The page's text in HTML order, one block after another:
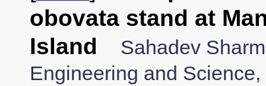
obovata stand at
Island
Sahadev
Engineering and